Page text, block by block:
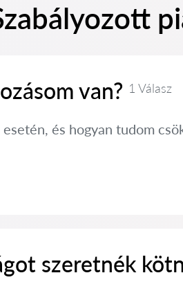
van? 1 Válasz
és hogyan tudom
szeretnék